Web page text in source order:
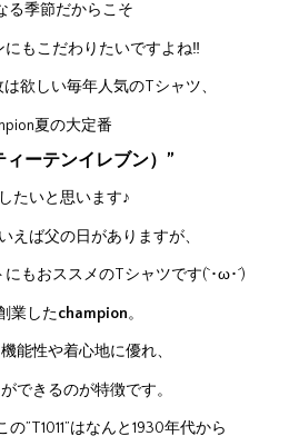
る季節だからこそ
もこだわりたいですよね‼
欲しい毎年人気のTシャツ、
夏の大定番
ーテンイレブン）”
たいと思います♪
えば父の日がありますが、
もおススメのTシャツです(`･ω･´)
業したchampion。
能性や着心地に優れ、
できるのが特徴です。
”T1011”はなんと1930年代から